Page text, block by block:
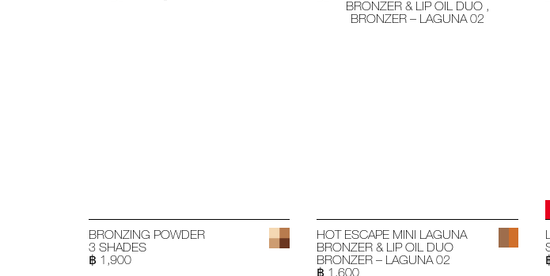
BRONZING POWDER
3 SHADES
฿ 1,900
HOT ESCAPE MINI LAGUNA
BRONZER & LIP OIL DUO
BRONZER – LAGUNA 02
฿ 1,600